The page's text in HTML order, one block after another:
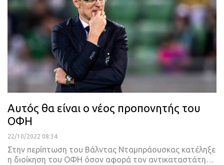
Αυτός θα είναι ο νέος προπονητής του
ΟΦΗ
22/10/2022 08:34
Στην περίπτωση του Βάλντας Νταμπράουσκας κατέληξε
η διοίκηση του ΟΦΗ όσον αφορά τον αντικαταστάτη…